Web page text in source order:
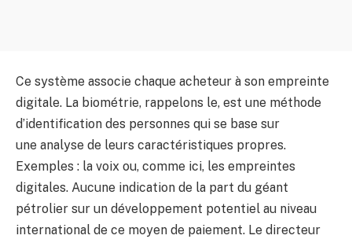
Ce système associe chaque acheteur à son empreinte
digitale. La biométrie, rappelons le, est une méthode
d’identification des personnes qui se base sur
une analyse de leurs caractéristiques propres.
Exemples : la voix ou, comme ici, les empreintes
digitales. Aucune indication de la part du géant
pétrolier sur un développement potentiel au niveau
international de ce moyen de paiement. Le directeur